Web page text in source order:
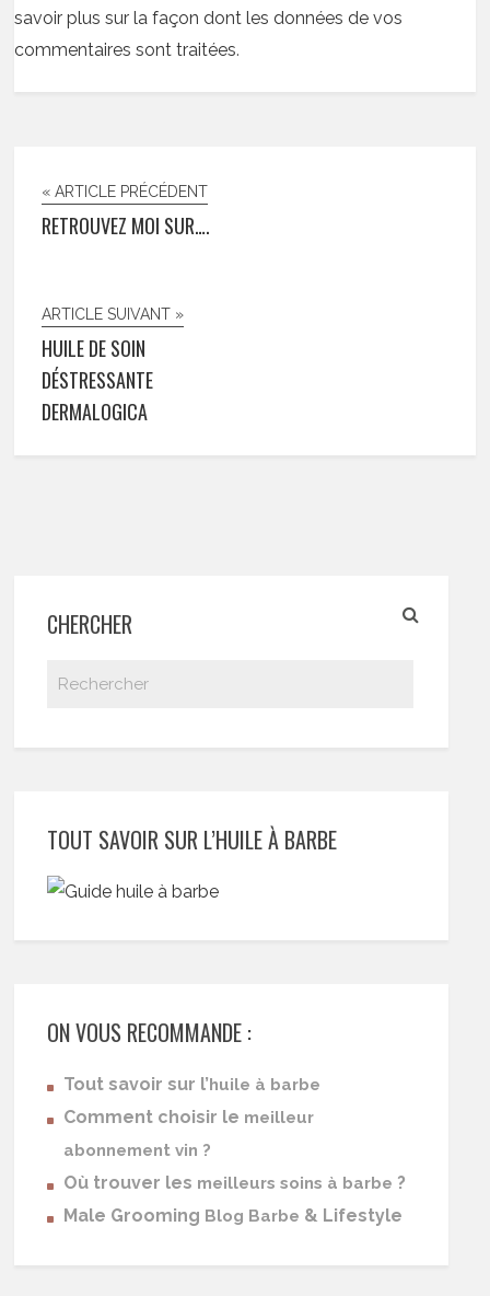
savoir plus sur la façon dont les données de vos
commentaires sont traitées.
« ARTICLE PRÉCÉDENT
RETROUVEZ MOI SUR….
ARTICLE SUIVANT »
HUILE DE SOIN
DÉSTRESSANTE
DERMALOGICA
CHERCHER
TOUT SAVOIR SUR L’HUILE À BARBE
ON VOUS RECOMMANDE :
Tout savoir sur l’huile à barbe
Comment choisir le meilleur
abonnement vin ?
Où trouver les meilleurs soins à barbe ?
Male Grooming Blog Barbe & Lifestyle